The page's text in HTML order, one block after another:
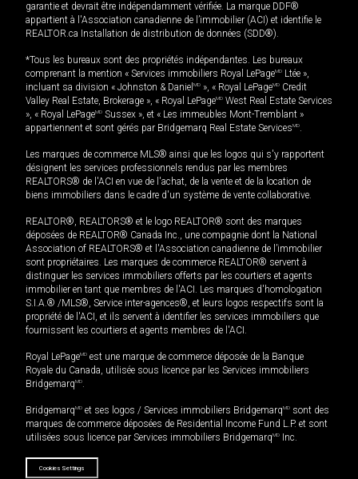
garantie et devrait être indépendamment vérifiée. La marque DDF®
appartient à l'Association canadienne de l’immobilier (ACI) et identifie le
REALTOR.ca Installation de distribution de données (SDD®).
*Tous les bureaux sont des propriétés indépendantes. Les bureaux
comprenant la mention « Services immobiliers Royal LePageMD Ltée »,
incluant sa division « Johnston & Daniel MD », « Royal LePageMD Credit
Valley Real Estate, Brokerage », « Royal LePageMD West Real Estate Services
», « Royal LePageMD Sussex », et « Les immeubles Mont-Tremblant »
appartiennent et sont gérés par Bridgemarq Real Estate ServicesMD.
Les marques de commerce MLS® ainsi que les logos qui s'y rapportent
désignent les services professionnels rendus par les membres
REALTORS® de l'ACI en vue de l'achat, de la vente et de la location de
biens immobiliers dans le cadre d'un système de vente collaborative.
REALTOR®, REALTORS® et le logo REALTOR® sont des marques
déposées de REALTOR® Canada Inc., une compagnie dont la National
Association of REALTORS® et l'Association canadienne de l’immobilier
sont propriétaires. Les marques de commerce REALTOR® servent à
distinguer les services immobiliers offerts par les courtiers et agents
immobilier en tant que membres de l'ACI. Les marques d'homologation
S.I.A.® /MLS®, Service inter-agences®, et leurs logos respectifs sont la
propriété de l'ACI, et ils servent à identifier les services immobiliers que
fournissent les courtiers et agents membres de l'ACI.
Royal LePageMD est une marque de commerce déposée de la Banque
Royale du Canada, utilisée sous licence par les Services immobiliers
BridgemarqMD.
BridgemarqMD et ses logos / Services immobiliers BridgemarqMD sont des
marques de commerce déposées de Residential Income Fund L.P. et sont
utilisées sous licence par Services immobiliers BridgemarqMD Inc.
Cookies Settings